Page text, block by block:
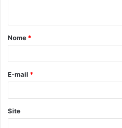
á
r
*
Nome *
E-mail *
Site